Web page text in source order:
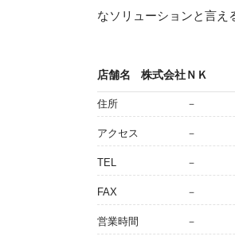
なソリューションと言え
店舗名 株式会社ＮＫ
住所 －
アクセス －
TEL －
FAX －
営業時間 －